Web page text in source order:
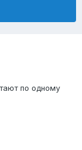
по одному